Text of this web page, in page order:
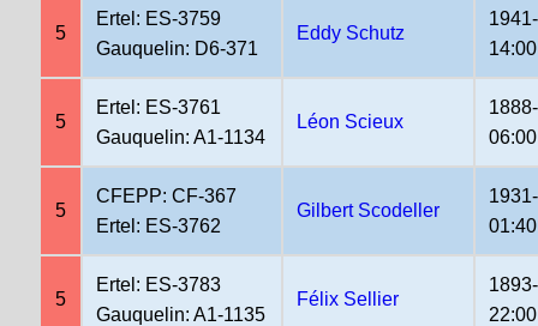
5
Ertel: ES-3759
Gauquelin: D6-371
Eddy Schutz
14:00
5
Ertel: ES-3761
Gauquelin: A1-1134
Léon Scieux
06:00
5
CFEPP: CF-367
Ertel: ES-3762
Gilbert Scodeller
01:40
5
Ertel: ES-3783
Gauquelin: A1-1135
Félix Sellier
22:00